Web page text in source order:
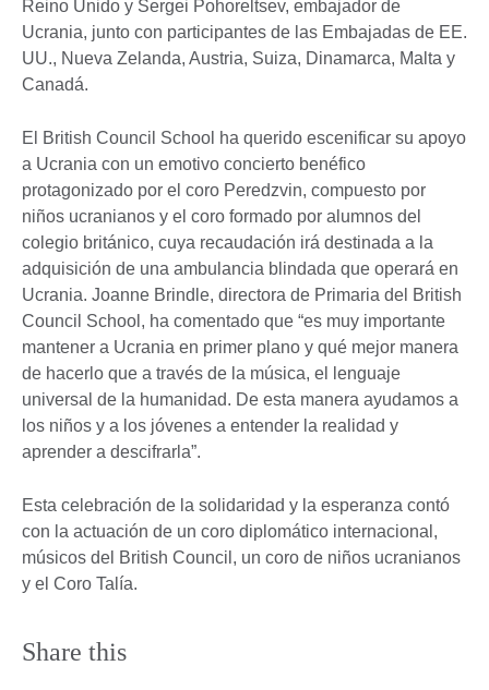
Reino Unido y Sergei Pohoreltsev, embajador de
Ucrania, junto con participantes de las Embajadas de EE.
UU., Nueva Zelanda, Austria, Suiza, Dinamarca, Malta y
Canadá.
El British Council School ha querido escenificar su apoyo
a Ucrania con un emotivo concierto benéfico
protagonizado por el coro Peredzvin, compuesto por
niños ucranianos y el coro formado por alumnos del
colegio británico, cuya recaudación irá destinada a la
adquisición de una ambulancia blindada que operará en
Ucrania. Joanne Brindle, directora de Primaria del British
Council School, ha comentado que “es muy importante
mantener a Ucrania en primer plano y qué mejor manera
de hacerlo que a través de la música, el lenguaje
universal de la humanidad. De esta manera ayudamos a
los niños y a los jóvenes a entender la realidad y
aprender a descifrarla”.
Esta celebración de la solidaridad y la esperanza contó
con la actuación de un coro diplomático internacional,
músicos del British Council, un coro de niños ucranianos
y el Coro Talía.
Share this